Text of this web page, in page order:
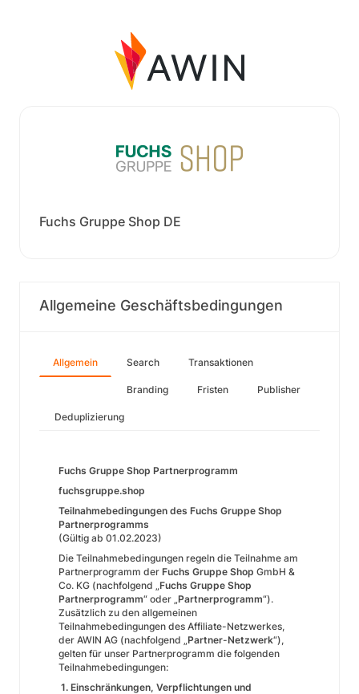
Fuchs Gruppe Shop DE
Allgemeine Geschäftsbedingungen
Allgemein Search Transaktionen
Branding Fristen Publisher
Deduplizierung
Fuchs Gruppe Shop Partnerprogramm
fuchsgruppe.shop
Teilnahmebedingungen des Fuchs Gruppe Shop
Partnerprogramms
(Gültig ab 01.02.2023)
Die Teilnahmebedingungen regeln die Teilnahme am
Partnerprogramm der Fuchs Gruppe Shop GmbH &
Co. KG (nachfolgend „Fuchs Gruppe Shop
Partnerprogramm“ oder „Partnerprogramm“).
Zusätzlich zu den allgemeinen
Teilnahmebedingungen des Affiliate-Netzwerkes,
der AWIN AG (nachfolgend „Partner-Netzwerk“),
gelten für unser Partnerprogramm die folgenden
Teilnahmebedingungen:
1. Einschränkungen, Verpflichtungen und